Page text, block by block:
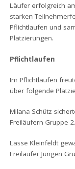
Läufer erfolgreich
starken
Pflichtlaufen und
Platzierungen.
Pflichtlaufen
Im Pflichtlaufen
über folgende
Milana Schütz
Freiläufern Gruppe 2.
Lasse Kleinfeldt
Freiläufer Jungen